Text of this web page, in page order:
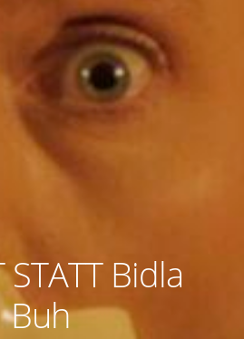
STATT Bidla
Buh